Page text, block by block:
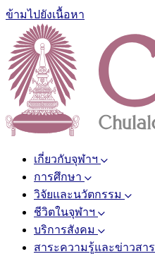
ข้ามไปยังเนื้อหา
เกี่ยวกับจุฬาฯ
การศึกษา
วิจัยและนวัตกรรม
ชีวิตในจุฬาฯ
บริการสังคม
สาระความรู้และข่าวสาร